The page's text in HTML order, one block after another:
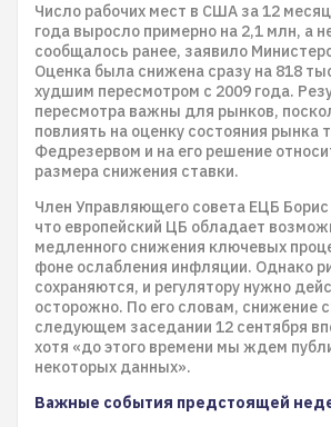
Число рабочих мест в США за 12
года выросло примерно на 2,1 млн, а
сообщалось ранее, заявило
Оценка была снижена сразу на 818
худшим пересмотром с 2009 года.
пересмотра важны для рынков,
повлиять на оценку состояния рынка
Федрезервом и на его решение
размера снижения ставки.
Член Управляющего совета ЕЦБ Борис
что европейский ЦБ обладает
медленного снижения ключевых
фоне ослабления инфляции. Однако
сохраняются, и регулятору нужно
осторожно. По его словам, снижение
следующем заседании 12 сентября
хотя «до этого времени мы ждем
некоторых данных».
Важные события предстоящей